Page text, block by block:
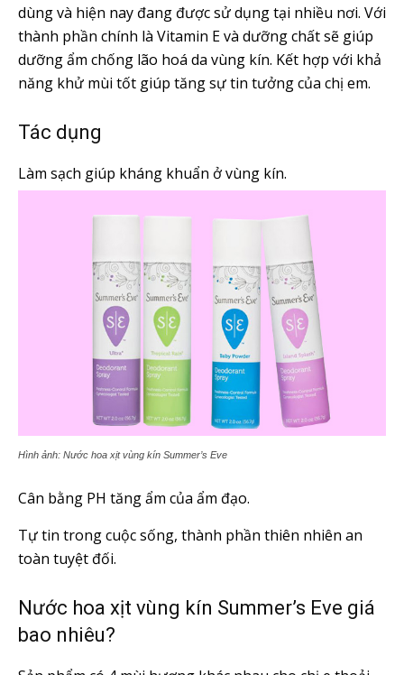
dùng và hiện nay đang được sử dụng tại nhiều nơi. Với
thành phần chính là Vitamin E và dưỡng chất sẽ giúp
dưỡng ẩm chống lão hoá da vùng kín. Kết hợp với khả
năng khử mùi tốt giúp tăng sự tin tưởng của chị em.
Tác dụng
Làm sạch giúp kháng khuẩn ở vùng kín.
Hình ảnh: Nước hoa xịt vùng kín Summer’s Eve
Cân bằng PH tăng ẩm của ẩm đạo.
Tự tin trong cuộc sống, thành phần thiên nhiên an
toàn tuyệt đối.
Nước hoa xịt vùng kín Summer’s Eve giá
bao nhiêu?